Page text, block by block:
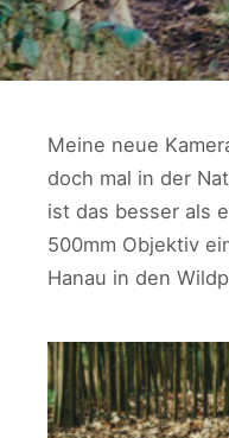
Meine neue
doch mal in der
ist das besser als
500mm Objektiv
Hanau in den